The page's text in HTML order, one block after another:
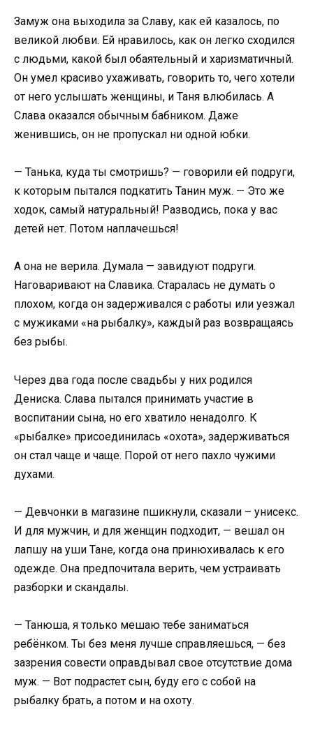
Замуж она выходила за Славу, как ей казалось, по
великой любви. Ей нравилось, как он легко сходился
с людьми, какой был обаятельный и харизматичный.
Он умел красиво ухаживать, говорить то, чего хотели
от него услышать женщины, и Таня влюбилась. А
Слава оказался обычным бабником. Даже
женившись, он не пропускал ни одной юбки.
— Танька, куда ты смотришь? — говорили ей подруги,
к которым пытался подкатить Танин муж. — Это же
ходок, самый натуральный! Разводись, пока у вас
детей нет. Потом наплачешься!
А она не верила. Думала — завидуют подруги.
Наговаривают на Славика. Старалась не думать о
плохом, когда он задерживался с работы или уезжал
с мужиками «на рыбалку», каждый раз возвращаясь
без рыбы.
Через два года после свадьбы у них родился
Дениска. Слава пытался принимать участие в
воспитании сына, но его хватило ненадолго. К
«рыбалке» присоединилась «охота», задерживаться
он стал чаще и чаще. Порой от него пахло чужими
духами.
— Девчонки в магазине пшикнули, сказали – унисекс.
И для мужчин, и для женщин подходит, — вешал он
лапшу на уши Тане, когда она принюхивалась к его
одежде. Она предпочитала верить, чем устраивать
разборки и скандалы.
— Танюша, я только мешаю тебе заниматься
ребёнком. Ты без меня лучше справляешься, — без
зазрения совести оправдывал свое отсутствие дома
муж. — Вот подрастет сын, буду его с собой на
рыбалку брать, а потом и на охоту.